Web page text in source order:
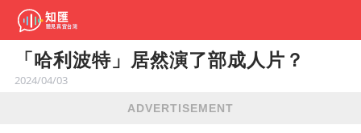
「哈利波特」居然演了部成人片？
2024/04/03
ADVERTISEMENT